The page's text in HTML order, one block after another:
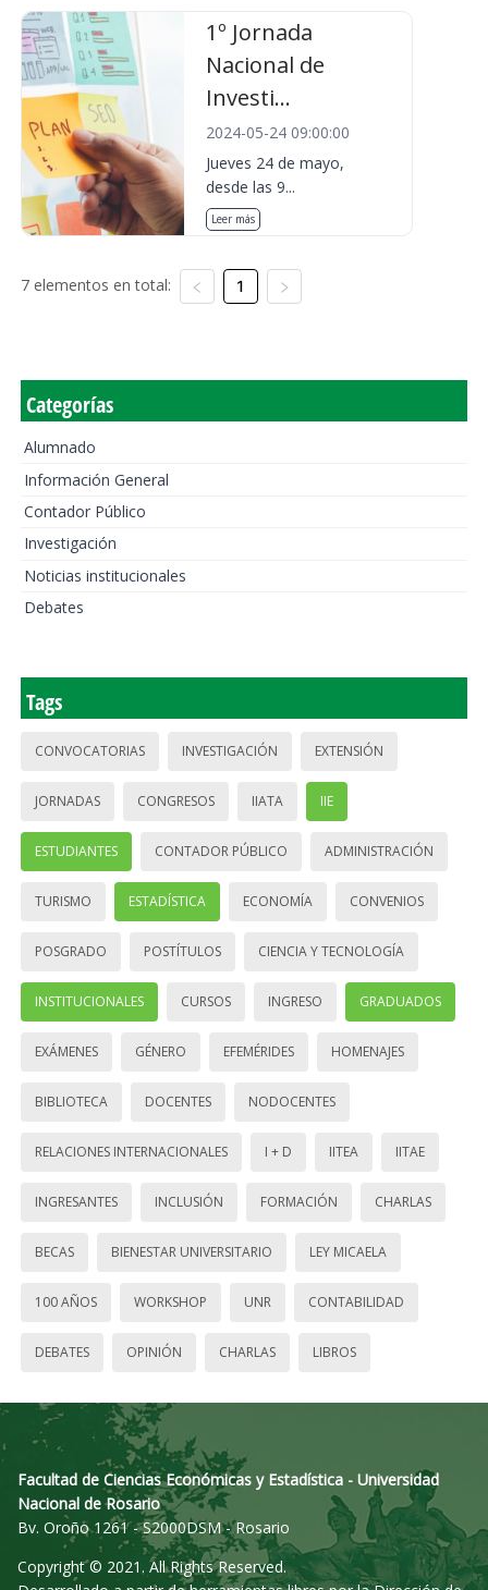
1º Jornada
Nacional de
Investi...
2024-05-24 09:00:00
Jueves 24 de mayo,
desde las 9...
Leer más
7 elementos en total: 1
Categorías
Alumnado
Información General
Contador Público
Investigación
Noticias institucionales
Debates
Tags
CONVOCATORIAS INVESTIGACIÓN EXTENSIÓN
JORNADAS CONGRESOS IIATA IIE
ESTUDIANTES CONTADOR PÚBLICO ADMINISTRACIÓN
TURISMO ESTADÍSTICA ECONOMÍA CONVENIOS
POSGRADO POSTÍTULOS CIENCIA Y TECNOLOGÍA
INSTITUCIONALES CURSOS INGRESO GRADUADOS
EXÁMENES GÉNERO EFEMÉRIDES HOMENAJES
BIBLIOTECA DOCENTES NODOCENTES
RELACIONES INTERNACIONALES I + D IITEA IITAE
INGRESANTES INCLUSIÓN FORMACIÓN CHARLAS
BECAS BIENESTAR UNIVERSITARIO LEY MICAELA
100 AÑOS WORKSHOP UNR CONTABILIDAD
DEBATES OPINIÓN CHARLAS LIBROS
Facultad de Ciencias Económicas y Estadística - Universidad
Nacional de Rosario
Bv. Oroño 1261 - S2000DSM - Rosario
Copyright © 2021. All Rights Reserved.